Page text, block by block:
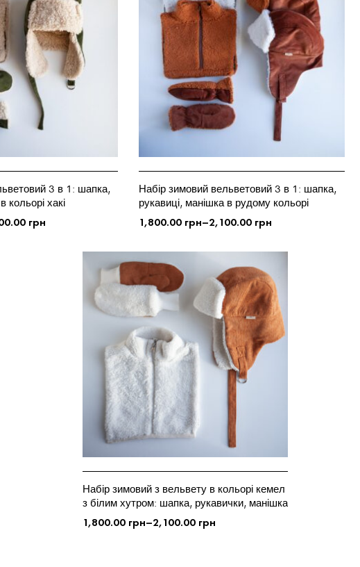
3 в 1: шапка,
кольорі хакі
грн
Набір зимовий вельветовий 3 в 1: шапка,
рукавиці, манішка в рудому кольорі
1,800.00 грн–2,100.00 грн
Набір зимовий з вельвету в кольорі кемел
з білим хутром: шапка, рукавички, манішка
1,800.00 грн–2,100.00 грн